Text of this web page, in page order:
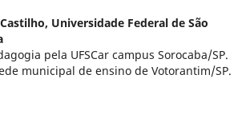
Universidade Federal de São
pela UFSCar campus Sorocaba/SP.
municipal de ensino de Votorantim/SP.